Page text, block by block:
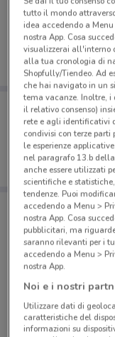
Ci dispiace, al
volantini
Porta
Puoi
salvarle e
dal tuo
Negozi Aldi a
tutto il mondo
idea accedendo a
nostra App. Cosa
visualizzerai all'interno
alla tua cronologia di
Shopfully/Tiendeo. Ad
che hai navigato in un
tema vacanze. Inoltre, i
il relativo consenso)
rete e agli identificativi
condivisi con terze
le esperienze
nel paragrafo 13.b
anche essere utilizzati
scientifiche e
tendenze. Puoi
accedendo a Menu >
nostra App. Cosa
pubblicitari, ma
saranno rilevanti per i
accedendo a Menu >
nostra App.
Noi e i nostri
Utilizzare dati di
caratteristiche del
informazioni su